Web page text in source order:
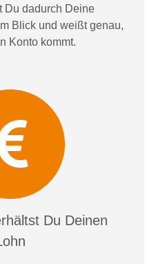
Du dadurch Deine
Blick und weißtgenau,
Konto kommt.
Du Deinen